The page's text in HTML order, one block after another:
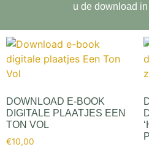
u de download
DOWNLOAD E-BOOK
DIGITALE PLAATJES EEN
TON VOL
€10,00